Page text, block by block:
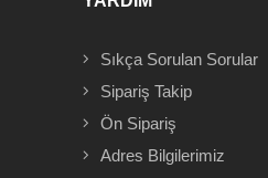
Sıkça Sorulan Sorular
Sipariş Takip
Ön Sipariş
Adres Bilgilerimiz